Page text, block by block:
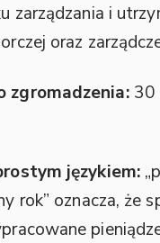
zarządzania i
oraz
zgromadzenia:30
językiem:
rok” oznacza, że